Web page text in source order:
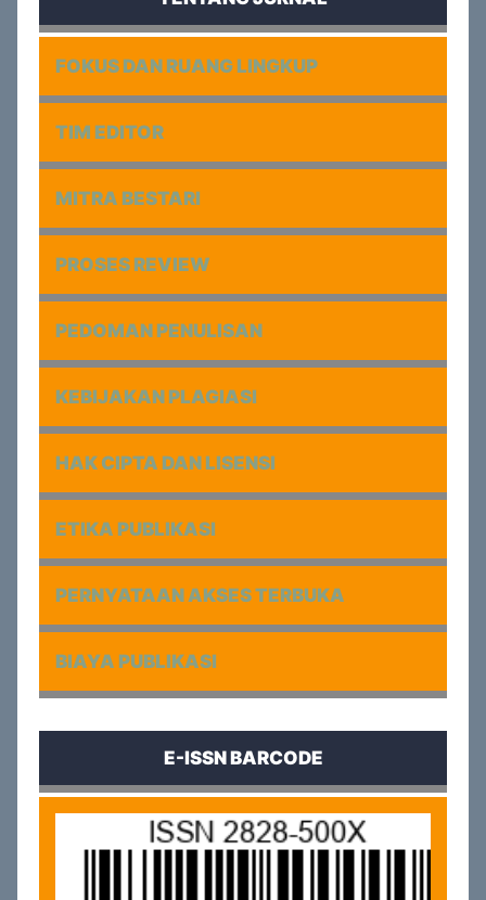
FOKUS DAN RUANG LINGKUP
TIM EDITOR
MITRA BESTARI
PROSES REVIEW
PEDOMAN PENULISAN
KEBIJAKAN PLAGIASI
HAK CIPTA DAN LISENSI
ETIKA PUBLIKASI
PERNYATAAN AKSES TERBUKA
BIAYA PUBLIKASI
E-ISSN BARCODE